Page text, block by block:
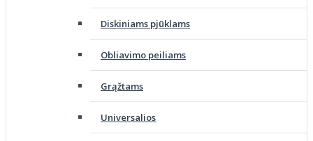
Diskiniams pjūklams
Obliavimo peiliams
Grąžtams
Universalios